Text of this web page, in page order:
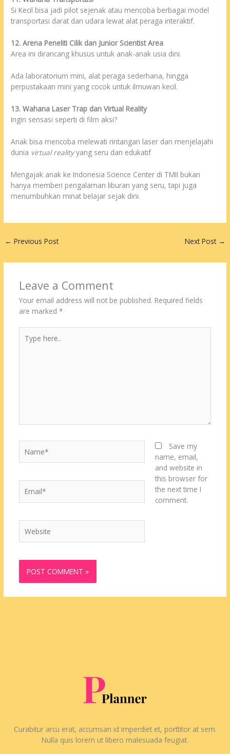
Si Kecil bisa jadi pilot sejenak atau mencoba berbagai model
transportasi darat dan udara lewat alat peraga interaktif.
12. Arena Peneliti Cilik dan Junior Scientist Area
Area ini dirancang khusus untuk anak-anak usia dini.
Ada laboratorium mini, alat peraga sederhana, hingga
perpustakaan mini yang cocok untuk ilmuwan kecil.
13. Wahana Laser Trap dan Virtual Reality
Ingin sensasi seperti di film aksi?
Anak bisa mencoba melewati rintangan laser dan menjelajahi
dunia virtual realityyang seru dan edukatif
Mengajak anak ke Indonesia Science Center di TMII bukan
hanya memberi pengalaman liburan yang seru, tapi juga
menumbuhkan minat belajar sejak dini.
← Previous Post Next Post →
Leave a Comment
Your email address will not be published. Required fields
are marked *
here..
Save my
name, email,
and website in
this browser for
the next time I
comment.
Curabitur arcu erat, accumsan id imperdiet et, porttitor at sem.
Nulla quis lorem ut libero malesuada feugiat.